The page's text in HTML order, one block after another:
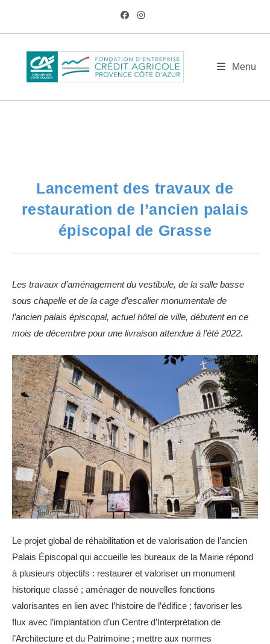
content
Menu
BLOG
AM / Déc Actualités / Lancement des travaux de restauration de
Lancement des travaux de
restauration de l’ancien palais
épiscopal de Grasse
Les travaux d’aménagement du vestibule, de la salle basse
sous chapelle et de la cage d’escalier monumentale de
l’ancien palais épiscopal, actuel hôtel de ville, débutent en ce
mois de décembre pour une livraison attendue à l’été 2022.
Le projet global de réhabilitation et de valorisation de l’ancien
Palais Épiscopal qui accueille les bureaux de la Mairie répond
à plusieurs objectifs : restaurer et valoriser un monument
historique classé ; aménager de nouvelles fonctions
valorisantes en lien avec l’histoire de l’édifice ; favoriser les
flux avec l’implantation d’un Centre d’Interprétation de
l’Architecture et du Patrimoine ; mettre aux normes